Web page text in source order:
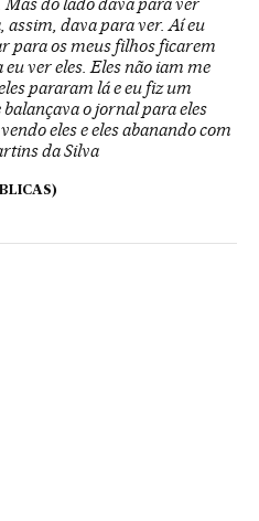
assim, dava para ver. Aí eu
para os meus filhos ficarem
ver eles. Eles não iam me
pararam lá e eu fiz um
o jornal para eles
eles e eles abanando com
da Silva